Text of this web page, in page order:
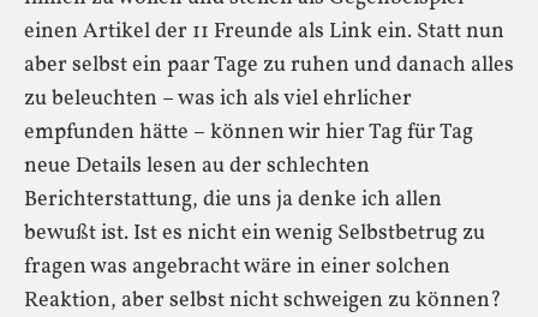
einen Artikel der 11 Freunde als Link ein. Statt nun
aber selbst ein paar Tage zu ruhen und danach alles
zu beleuchten – was ich als viel ehrlicher
empfunden hätte – können wir hier Tag für Tag
neue Details lesen au der schlechten
Berichterstattung, die uns ja denke ich allen
bewußt ist. Ist es nicht ein wenig Selbstbetrug zu
fragen was angebracht wäre in einer solchen
Reaktion, aber selbst nicht schweigen zu können?